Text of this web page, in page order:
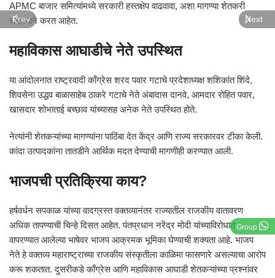
Group
APMC बाजार समित्यांमध्ये सरकारी हस्तक्षेप वाढवावा, अशा मागण्या शेतकरी
सातत्याने करत आहेत.
महाविकास आघाडीचे नेते उपस्थित
या आंदोलनात राष्ट्रवादी काँग्रेस शरद पवार गटाचे प्रदेशाध्यक्ष शशिकांत शिंदे,
शिवसेना उद्धव बाळासाहेब ठाकरे गटाचे नेते अंबादास दानवे, आमदार रोहित पवार,
खासदार शोभाताई बच्छाव यांच्यासह अनेक नेते उपस्थित होते.
नेत्यांनी शेतकऱ्यांच्या मागण्यांना पाठिंबा देत केंद्र आणि राज्य सरकारवर टीका केली.
कांदा उत्पादकांना तातडीने आर्थिक मदत देण्याची मागणीही करण्यात आली.
भाजपची प्रतिक्रिया काय?
हर्षवर्धन सपकाळ यांच्या वादग्रस्त वक्तव्यानंतर राज्यातील राजकीय वातावरण
अधिक तापण्याची चिन्हे दिसत आहेत. पंतप्रधान नरेंद्र मोदी यांच्याविरोधात
वापरण्यात आलेल्या भाषेवर भाजप आक्रमक भूमिका घेण्याची शक्यता आहे. भाजप
नेते हे वक्तव्य महाराष्ट्राच्या राजकीय संस्कृतीला काळिमा फासणारे असल्याचा आरोप
करू शकतात. दुसरीकडे काँग्रेस आणि महाविकास आघाडी शेतकऱ्यांच्या प्रश्नांवर
Prev Next